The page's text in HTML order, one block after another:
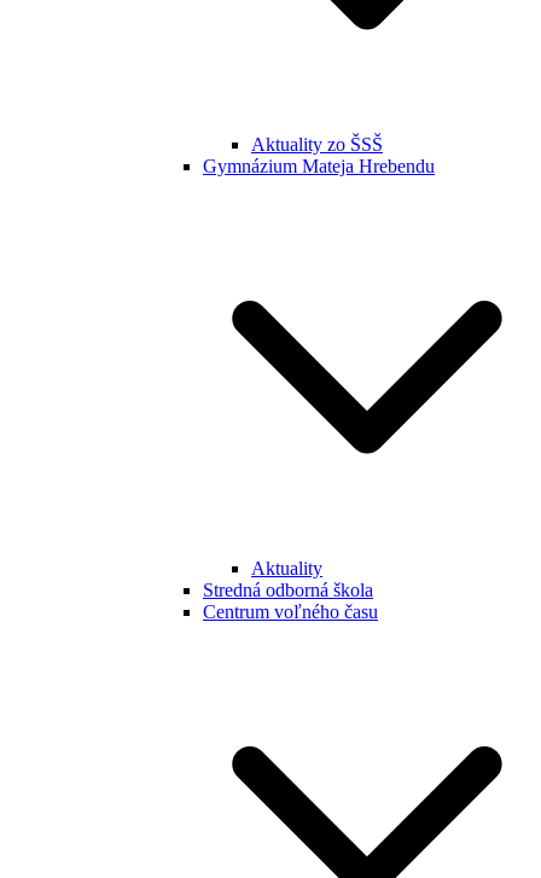
Aktuality zo ŠSŠ
Gymnázium Mateja Hrebendu
Aktuality
Stredná odborná škola
Centrum voľného času